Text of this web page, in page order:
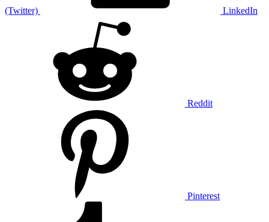
(Twitter) LinkedIn
Reddit
Pinterest